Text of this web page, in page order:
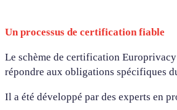
Un processus de certification fiable
Le schème de certification
répondre aux obligations spécifiques
Il a été développé par des experts en